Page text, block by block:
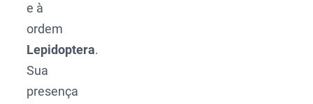
e à
ordem
Lepidoptera.
Sua
presença